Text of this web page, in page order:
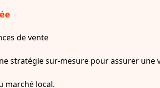
de vente
stratégie sur-mesure pour assurer une
marché local.